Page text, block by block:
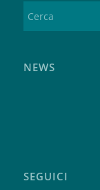
NEWS
SEGUICI